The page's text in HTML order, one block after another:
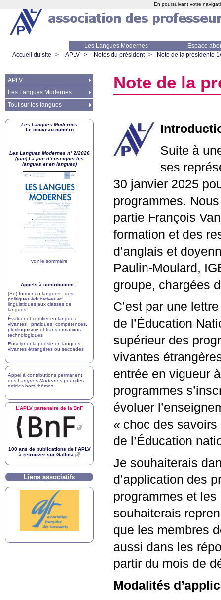
Les Langues Modernes
Espace
Accueil du site
> APLV > Notes du président > Note de la présidente
Note de la
Suite à
ses
30 janvier 2025
programmes.
partie François
formation et des
d’anglais et
Paulin-Moulard, IG
groupe, chargées
C’est par une
de l’Éducation
supérieur des
vivantes
entrée en vigueur
programmes
évoluer
« choc des savoirs
de l’Éducation
Je souhaiterais
d’application des
programmes et
souhaiterais
que les membres
aussi dans les
partir du mois de
Modalités
APLV
Les Langues Modernes
Tout sur les langues
Les Langues Modernes
Le nouveau numéro
Les Langues Modernes n° 2/2026
(juin) La joie d’enseigner les
langues et en langues)
voir le sommaire
Appels à contributions :
(Se) former en langues : des
politiques éducatives et
linguistiques aux classes de
langues
Évaluer et certifier en langues
vivantes : pratiques, compétences,
plurilinguisme et transformations
technologiques
Enseigner la poésie en langues
vivantes étrangères ou secondes
Appel à contributions permanent
des Langues Modernes pour des
articles hors-thèmes
L’APLV partenaire de la BnF
100 ans de publications de l’APLV
à retrouver sur Gallica
Liens associatifs
En poursuivant votre